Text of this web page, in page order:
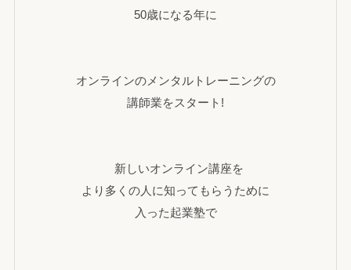
50歳になる年に
オンラインのメンタルトレーニングの
講師業をスタート!
新しいオンライン講座を
より多くの人に知ってもらうために
入った起業塾で